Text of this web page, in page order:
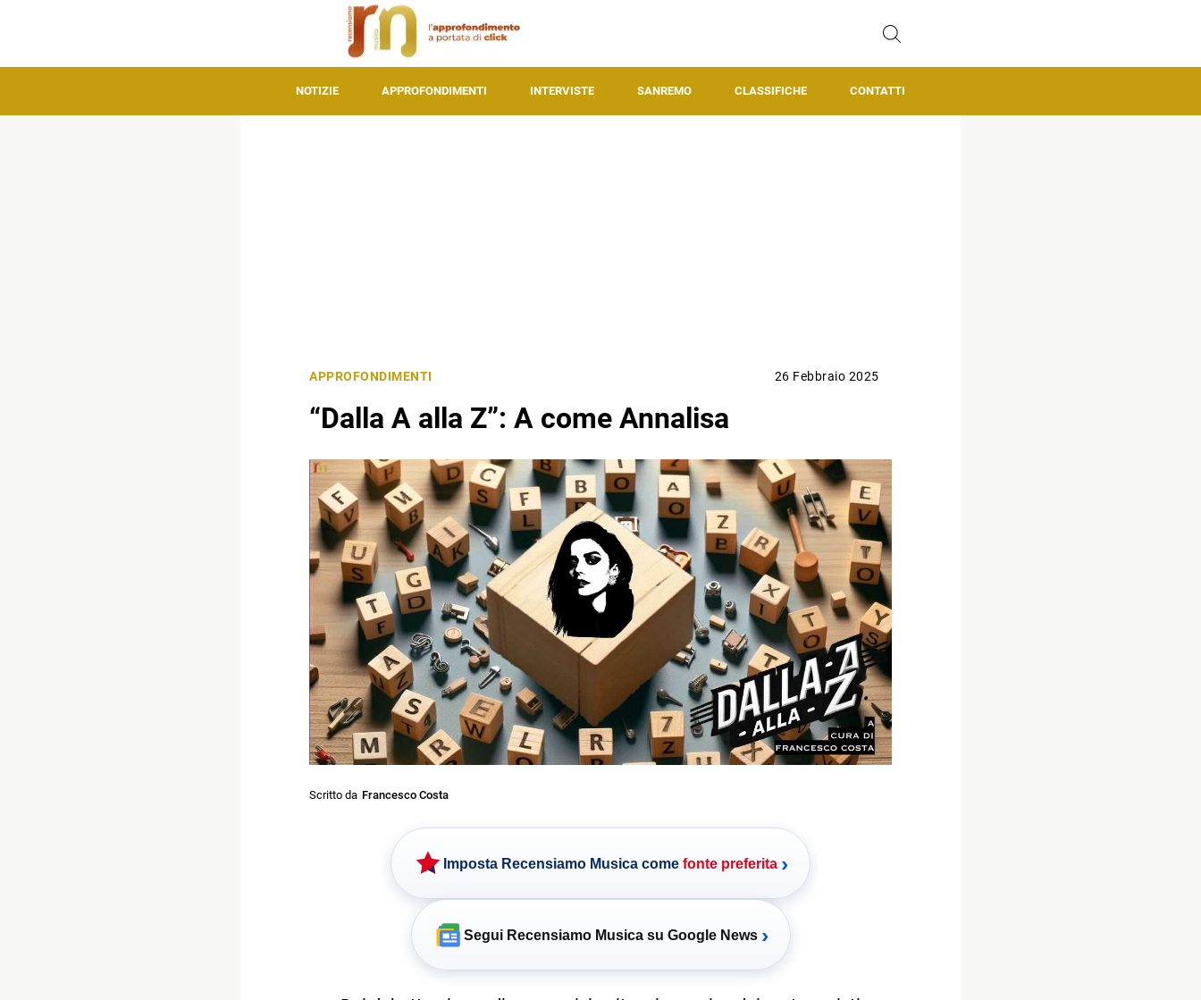
NOTIZIE APPROFONDIMENTI INTERVISTE SANREMO CLASSIFICHE CONTATTI
APPROFONDIMENTI 26 Febbraio 2025
“Dalla A alla Z”: A come Annalisa
Scritto da Francesco Costa
Imposta Recensiamo Musica come fonte preferita ›
Segui Recensiamo Musica su Google News ›